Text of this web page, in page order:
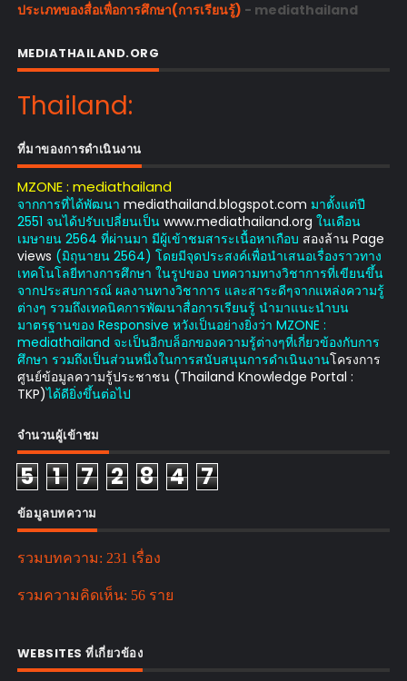
ประเภทของสื่อเพื่อการศึกษา(การเรียนรู้) - mediathailand
MEDIATHAILAND.ORG
Thailand:
ที่มาของการดำเนินงาน
MZONE : mediathailand
จากการที่ได้พัฒนา mediathailand.blogspot.com มาตั้งแต่ปี
2551 จนได้ปรับเปลี่ยนเป็น www.mediathailand.org ในเดือน
เมษายน 2564 ที่ผ่านมา มีผู้เข้าชมสาระเนื้อหาเกือบ สองล้าน Page
views (มิถุนายน 2564) โดยมีจุดประสงค์เพื่อนำเสนอเรื่องราวทาง
เทคโนโลยีทางการศึกษา ในรูปของ บทความทางวิชาการที่เขียนขึ้น
จากประสบการณ์ ผลงานทางวิชาการ และสาระดีๆจากแหล่งความรู้
ต่างๆ รวมถึงเทคนิคการพัฒนาสื่อการเรียนรู้ นำมาแนะนำบน
มาตรฐานของ Responsive หวังเป็นอย่างยิ่งว่า MZONE :
mediathailand จะเป็นอีกบล็อกของความรู้ต่างๆที่เกี่ยวข้องกับการ
ศึกษา รวมถึงเป็นส่วนหนึ่งในการสนับสนุนการดำเนินงานโครงการ
ศูนย์ข้อมูลความรู้ประชาชน (Thailand Knowledge Portal :
TKP)ได้ดียิ่งขึ้นต่อไป
จำนวนผู้เข้าชม
5 1 7 2 8 4 7
ข้อมูลบทความ
รวมบทความ: 231 เรื่อง
รวมความคิดเห็น: 56 ราย
WEBSITES ที่เกี่ยวข้อง